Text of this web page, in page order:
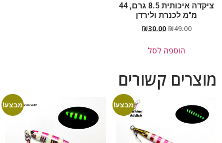
ציקדה איכותית 8.5 גרם, 44
מ"מ לכנרת ולירדן
₪49.00
₪30.00
הוספה לסל
מוצרים קשורים
מבצע! מבצע!